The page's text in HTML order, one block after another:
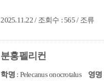
2025.11.22 / 조회수 : 565 / 조류
분홍펠리컨
학명: Pelecanus onocrotalus 영명